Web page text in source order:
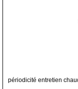
périodicité entretien